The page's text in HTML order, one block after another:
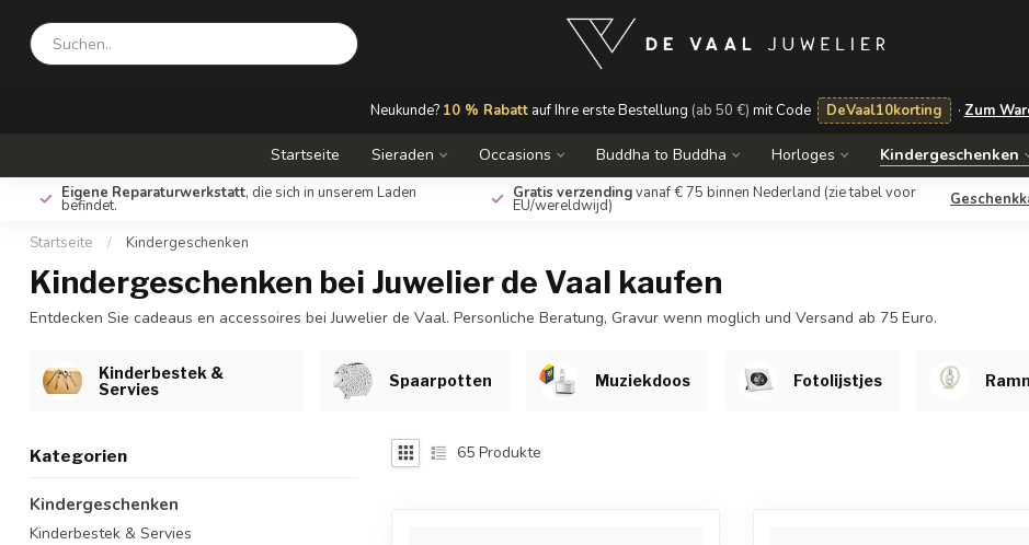
Neukunde? 10 % Rabattauf Ihre erste Bestellung (ab 50 €) mit Code DeVaal10korting · Zum
Startseite Sieraden Occasions Buddha to Buddha Horloges Kindergeschenken
Eigene Reparaturwerkstatt, die sich in unserem Laden
befindet.
Gratis verzendingvanaf € 75 binnen Nederland (zie tabel voor
EU/wereldwijd)
Startseite / Kindergeschenken
Kindergeschenken bei Juwelier de Vaal kaufen
Entdecken Sie cadeaus en accessoires bei Juwelier de Vaal. Personliche Beratung, Gravur wenn moglich und Versand ab 75 Euro.
Kinderbestek &
Servies
Spaarpotten Muziekdoos Fotolijstjes
Kategorien
Kindergeschenken
Kinderbestek & Servies
65 Produkte